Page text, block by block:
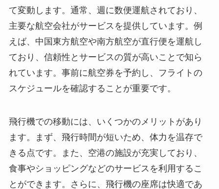
て変動します。通常、週に数便運航されており、
主要な航空会社がサービスを提供しています。例
えば、中国東方航空や南方航空が直行便を運航し
ており、信頼性とサービスの質が高いことで知ら
れています。事前に航空券を予約し、フライトの
スケジュールを確認することが重要です。
飛行機での移動には、いくつかのメリットがあり
ます。まず、飛行時間が短いため、体力を温存で
きる点です。また、空港の施設が充実しており、
食事やショッピングなどのサービスを利用するこ
とができます。さらに、飛行機の座席は快適であ